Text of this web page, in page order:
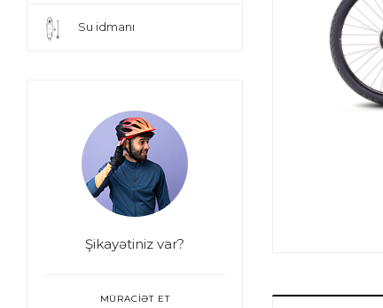
Su idmanı
Şikayətiniz var?
MÜRACİƏT ET